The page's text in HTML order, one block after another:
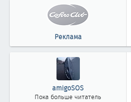
Россия г. ОМСК
Реклама
amigoSOS
Пока больше читатель